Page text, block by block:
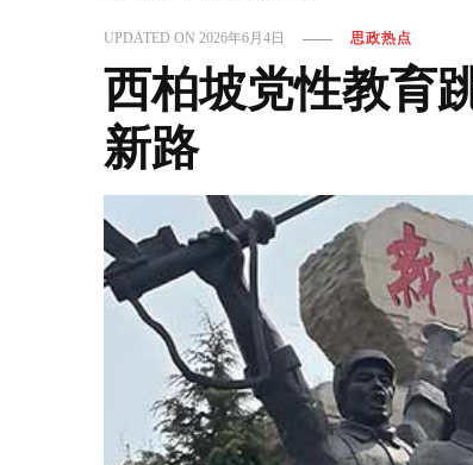
UPDATED ON2026年6月4日 思政热点
西柏坡党性教育
新路